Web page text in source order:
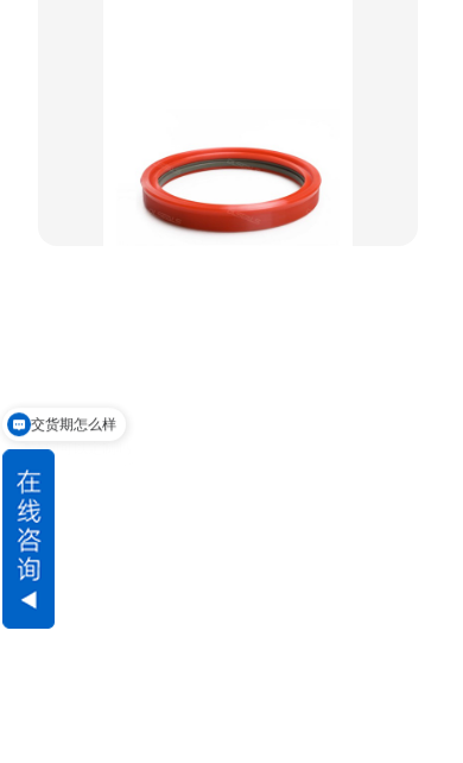
星型双O组合
阶梯组合封
请问可以定制吗